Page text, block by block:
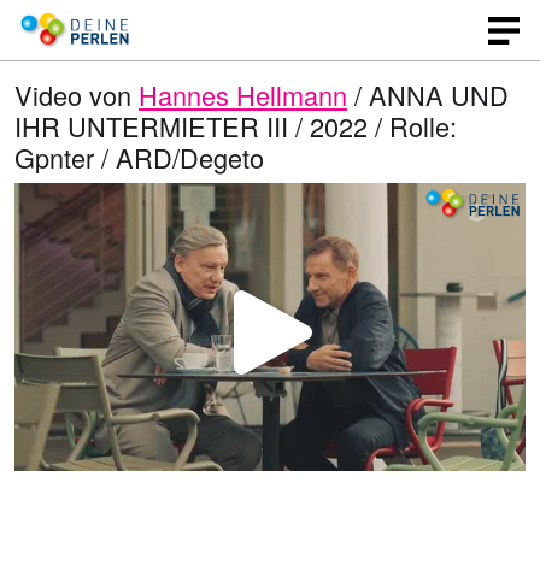
Video von Hannes Hellmann / ANNA UND
IHR UNTERMIETER III / 2022 / Rolle:
Gpnter / ARD/Degeto
V
i